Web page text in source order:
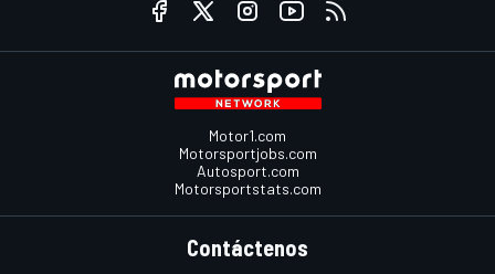
Motor1.com
Motorsportjobs.com
Autosport.com
Motorsportstats.com
Contáctenos